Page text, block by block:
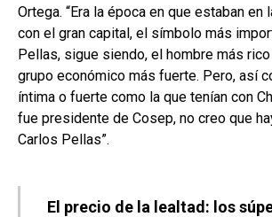
Ortega. “Era la época en que estaban en
con el gran capital, el símbolo más
Pellas, sigue siendo, el hombre más
grupo económico más fuerte. Pero, así
íntima o fuerte como la que tenían con
fue presidente de Cosep, no creo que
Carlos Pellas”.
El precio de la lealtad: los